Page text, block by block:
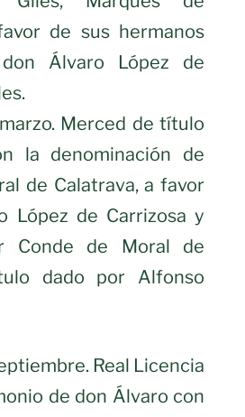
de sus hermanos
Álvaro López de
Merced de título
la denominación de
de Calatrava, a favor
López de Carrizosa y
Conde de Moral de
dado por Alfonso
Real Licencia
de don Álvaro con